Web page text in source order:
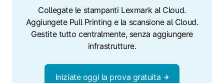
Collegate le stampanti Lexmark al Cloud.
Aggiungete Pull Printing e la scansione al Cloud.
Gestite tutto centralmente, senza aggiungere
infrastrutture.
Iniziate oggi la prova gratuita